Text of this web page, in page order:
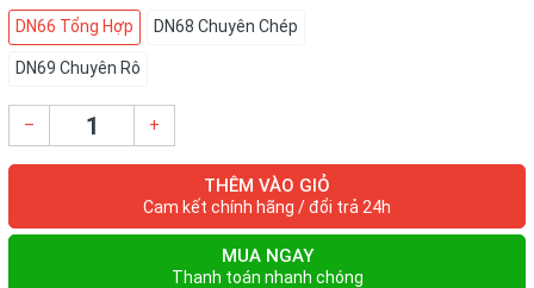
DN66 Tổng Hợp
DN68 Chuyên Chép
DN69 Chuyên Rô
– +
THÊM VÀO GIỎ
Cam kết chính hãng / đổi trả 24h
MUA NGAY
Thanh toán nhanh chóng